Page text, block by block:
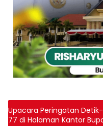
Upacara Peringatan
77 di Halaman Kantor